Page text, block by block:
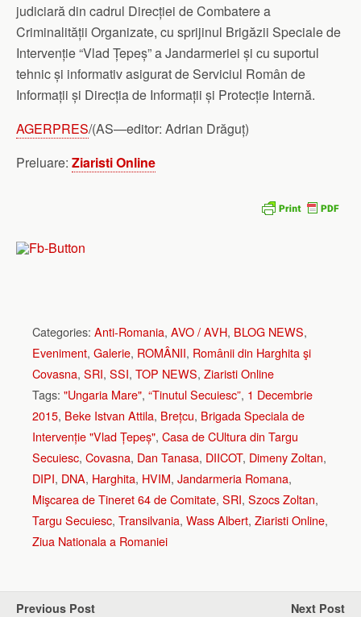
judiciară din cadrul Direcției de Combatere a
Criminalității Organizate, cu sprijinul Brigăzii Speciale de
Intervenție “Vlad Țepeș” a Jandarmeriei și cu suportul
tehnic și informativ asigurat de Serviciul Român de
Informații și Direcția de Informații și Protecție Internă.
AGERPRES/(AS—editor: Adrian Drăguț)
Preluare: Ziaristi Online
Categories: Anti-Romania, AVO / AVH, BLOG NEWS,
Eveniment, Galerie, ROMÂNII, Românii din Harghita şi
Covasna, SRI, SSI, TOP NEWS, Ziaristi Online
Tags: "Ungaria Mare", “Tinutul Secuiesc”, 1 Decembrie
2015, Beke Istvan Attila, Brețcu, Brigada Speciala de
Intervenție "Vlad Țepeș", Casa de CUltura din Targu
Secuiesc, Covasna, Dan Tanasa, DIICOT, Dimeny Zoltan,
DIPI, DNA, Harghita, HVIM, Jandarmeria Romana,
Mişcarea de Tineret 64 de Comitate, SRI, Szocs Zoltan,
Targu Secuiesc, Transilvania, Wass Albert, Ziaristi Online,
Ziua Nationala a Romaniei
Previous Post Next Post